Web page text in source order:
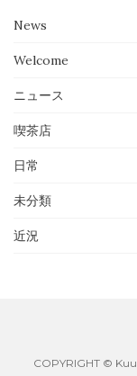
News
Welcome
ニュース
喫茶店
日常
未分類
近況
COPYRIGHT ©